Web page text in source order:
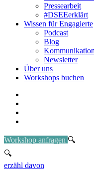
Pressearbeit
#DSEEerklärt
Wissen für Engagierte
Podcast
Blog
Newsletter
Über uns
Workshops buchen
Workshop anfragen
erzähl davon